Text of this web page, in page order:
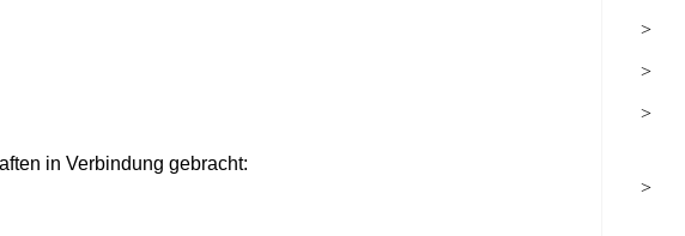
in Verbindung gebracht: